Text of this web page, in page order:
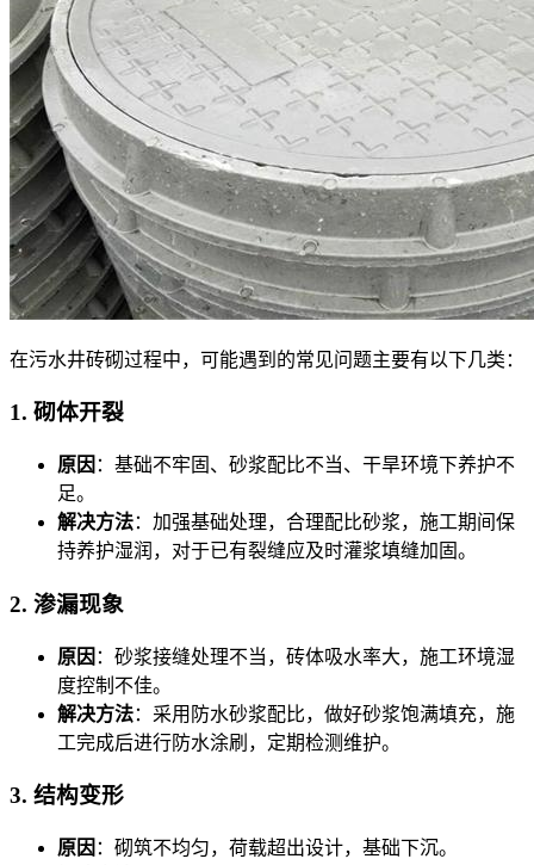
在污水井砖砌过程中，可能遇到的常见问题主要有以下几类：
1. 砌体开裂
原因 ：基础不牢固、砂浆配比不当、干旱环境下养护不
足。
解决方法：加强基础处理，合理配比砂浆，施工期间保
持养护湿润，对于已有裂缝应及时灌浆填缝加固。
2. 渗漏现象
原因 ：砂浆接缝处理不当，砖体吸水率大，施工环境湿
度控制不佳。
解决方法：采用防水砂浆配比，做好砂浆饱满填充，施
工完成后进行防水涂刷，定期检测维护。
3. 结构变形
原因 ：砌筑不均匀，荷载超出设计，基础下沉。